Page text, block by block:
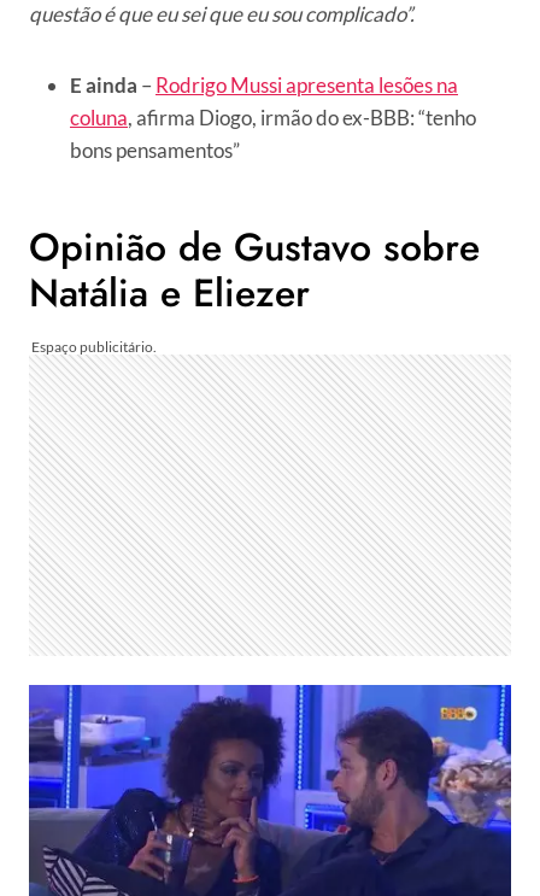
questão é que eu sei que eu sou complicado”.
E ainda – Rodrigo Mussi apresenta lesões na
coluna, afirma Diogo, irmão do ex-BBB: “tenho
bons pensamentos”
Opinião de Gustavo sobre
Natália e Eliezer